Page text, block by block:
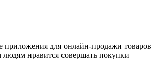
приложения для онлайн-продажи товаров
нравится совершать покупки